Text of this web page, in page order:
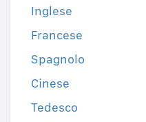
Inglese
Francese
Spagnolo
Cinese
Tedesco